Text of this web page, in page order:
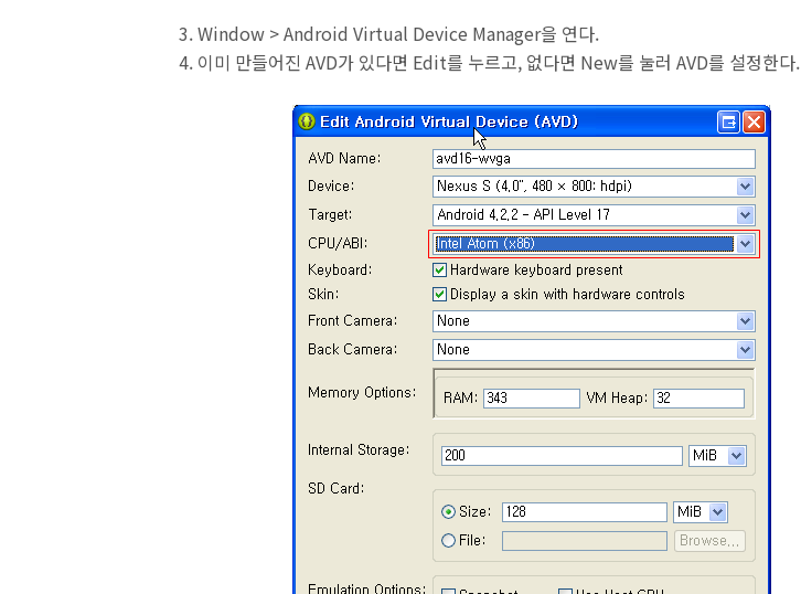
3. Window > Android Virtual Device Manager을 연다.
4. 이미 만들어진 AVD가 있다면 Edit를 누르고, 없다면 New를 눌러 AVD를 설정한다.